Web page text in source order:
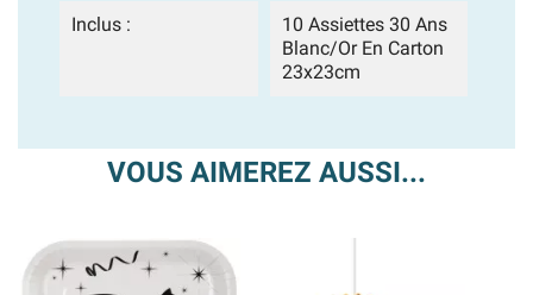
Inclus :
10 Assiettes 30 Ans
Blanc/or En Carton
23x23cm
VOUS AIMEREZ AUSSI...